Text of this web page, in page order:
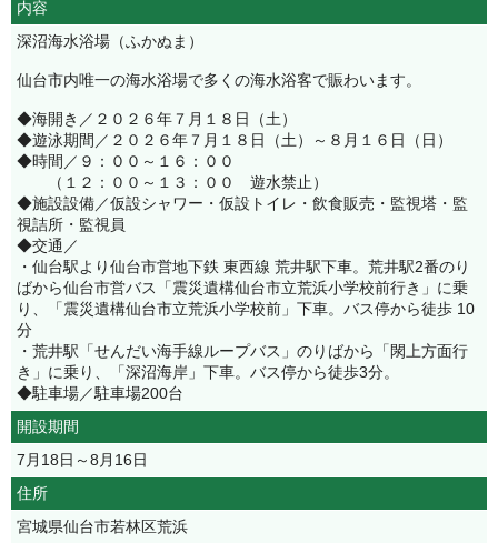
内容
深沼海水浴場（ふかぬま）
仙台市内唯一の海水浴場で多くの海水浴客で賑わいます。
◆海開き／２０２６年７月１８日（土）
◆遊泳期間／２０２６年７月１８日（土）～８月１６日（日）
◆時間／９：００～１６：００
（１２：００～１３：００ 遊水禁止）
◆施設設備／仮設シャワー・仮設トイレ・飲食販売・監視塔・監
視詰所・監視員
◆交通／
・仙台駅より仙台市営地下鉄 東西線 荒井駅下車。荒井駅2番のり
ばから仙台市営バス「震災遺構仙台市立荒浜小学校前行き」に乗
り、「震災遺構仙台市立荒浜小学校前」下車。バス停から徒歩 10
分
・荒井駅「せんだい海手線ループバス」のりばから「閖上方面行
き」に乗り、「深沼海岸」下車。バス停から徒歩3分。
◆駐車場／駐車場200台
開設期間
7月18日～8月16日
住所
宮城県仙台市若林区荒浜